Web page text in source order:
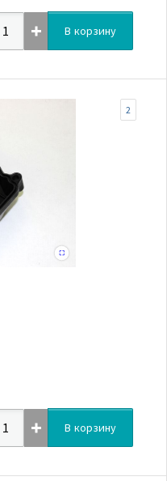
В корзину
2
В корзину